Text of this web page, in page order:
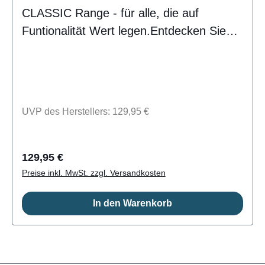
CLASSIC Range - für alle, die auf
Funtionalität Wert legen.Entdecken Sie
Schultergurt-Konverter für
jedem Abenteuer.Mit einem
Fassungsvermögen von 90 Litern, einem
großen Nass-/Trockenfach innen und
einer wetterfesten Reißverschlusstasche
außen ist diese wasserdichte Reisetasche
oder Wassersport. Sie ist aus robustem
UVP des Herstellers: 129,95 €
Regulärer Preis:
129,95 €
Preise inkl. MwSt. zzgl. Versandkosten
In den Warenkorb